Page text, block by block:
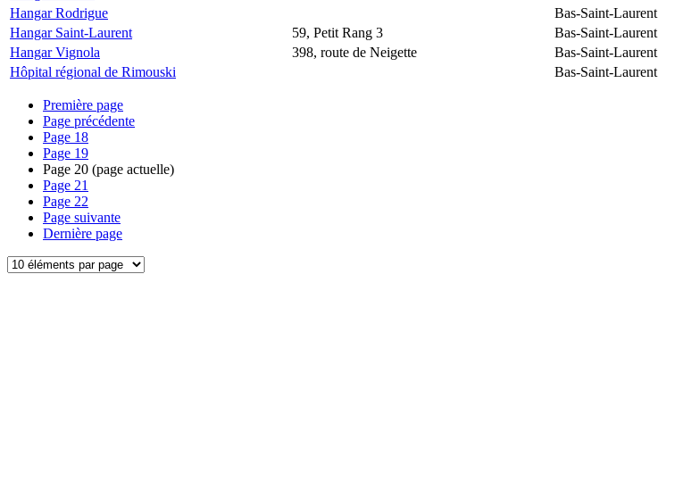
Hangar Rodrigue
Bas-Saint-Laurent
Hangar Saint-Laurent
59, Petit Rang 3 Bas-Saint-Laurent
Hangar Vignola
398, route de Neigette Bas-Saint-Laurent
Hôpital régional de Rimouski
Bas-Saint-Laurent
Première page
Page précédente
Page 18
Page 19
Page 20 (page actuelle)
Page 21
Page 22
Page suivante
Dernière page